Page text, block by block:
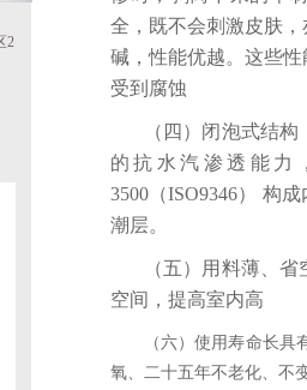
2
全，既不会刺激皮肤
碱，性能优越。这些
受到腐蚀
（四）闭泡式结
的抗水汽渗透能力
3500（ISO9346） 构
潮层。
（五）用料薄、
空间，提高室内高
（六）使用寿命长
氧、二十五年不老化、不